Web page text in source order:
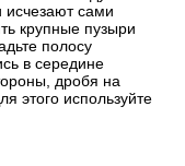
сами
крупные пузыри
полосу
в середине
дробя на
этого используйте